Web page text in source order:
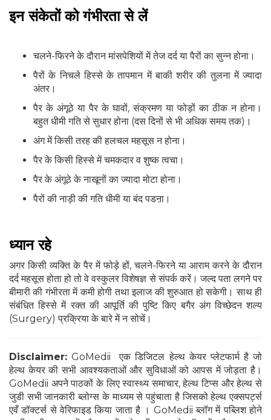
इन संकेतों को गंभीरता से लें
चलने-फिरने के दौरान मांसपेशियों में तेज दर्द या पैरों का सुन्न होना।
पैरों के निचले हिस्से के तापमान में बाकी शरीर की तुलना में ज्यादा
अंतर।
पैर के अंगूठे या पैर के घावों, संक्रमण या फोड़ों का ठीक न होना।
बहुत धीमी गति से सुधार होना (दस दिनों से भी अधिक समय तक)।
अंग में किसी तरह की हलचल महसूस न होना।
पैर के किसी हिस्से में चमकदार व शुष्क त्वचा।
पैर के अंगूठे के नाखूनों का ज्यादा मोटा होना।
पैरों की नाड़ी की गति धीमी या बंद पडऩा।
ध्यान रहे
अगर किसी व्यक्ति के पैर में फोड़े हों, चलने-फिरने या आराम करने के दौरान
दर्द महसूस होता हो तो वे वस्कुलर विशेषज्ञ से संपर्क करें। जल्द पता लगने पर
बीमारी की गंभीरता में कमी होगी तथा इलाज की शुरुआत हो सकेगी। साथ ही
संबंधित हिस्से में रक्त की आपूर्ति की पुष्टि किए बगैर अंग विच्छेदन शल्य
(Surgery) प्रक्रिया के बारे में न सोचें।
Disclaimer: GoMedii एक डिजिटल हेल्थ केयर प्लेटफार्म है जो
हेल्थ केयर की सभी आवश्यकताओं और सुविधाओं को आपस में जोड़ता है।
GoMedii अपने पाठकों के लिए स्वास्थ्य समाचार, हेल्थ टिप्स और हेल्थ से
जुडी सभी जानकारी ब्लोग्स के माध्यम से पहुंचाता है जिसको हेल्थ एक्सपर्ट्स
एवँ डॉक्टर्स से वेरिफाइड किया जाता है । GoMedii ब्लॉग में पब्लिश होने